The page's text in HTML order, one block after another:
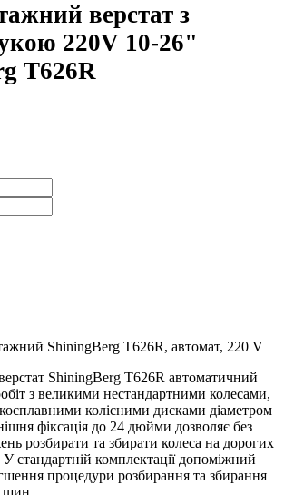
верстат з
220V 10-26"
T626R
ShiningBerg T626R, автомат, 220 V
ShiningBerg T626R автоматичний
з великими нестандартними колесами,
колісними дисками діаметром
фіксація до 24 дюйми дозволяє без
розбирати та збирати колеса на дорогих
стандартній комплектації допоміжний
процедури розбирання та збирання